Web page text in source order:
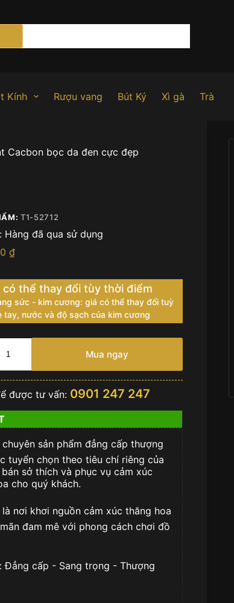
Kính Rượu vang Bút Ký Xì gà Trà
Cacbon bọc da đen cực đẹp
T1-52712
Hàng đã qua sử dụng
₫
có thể thay đổi tùy thời điểm
sức - kim cương: giá có thể thay đổi tuỳ
tay, nước và độ sạch của kim cương
Mua ngay
được tư vấn: 0901 247 247
chuyên sản phẩm đẳng cấp thượng
tuyển chọn theo tiêu chí riêng của
sở thích và phục vụ cảm xúc
cho quý khách.
là nơi khơi nguồn cảm xúc thăng hoa
đam mê với phong cách chơi đồ
Đẳng cấp - Sang trọng - Thượng